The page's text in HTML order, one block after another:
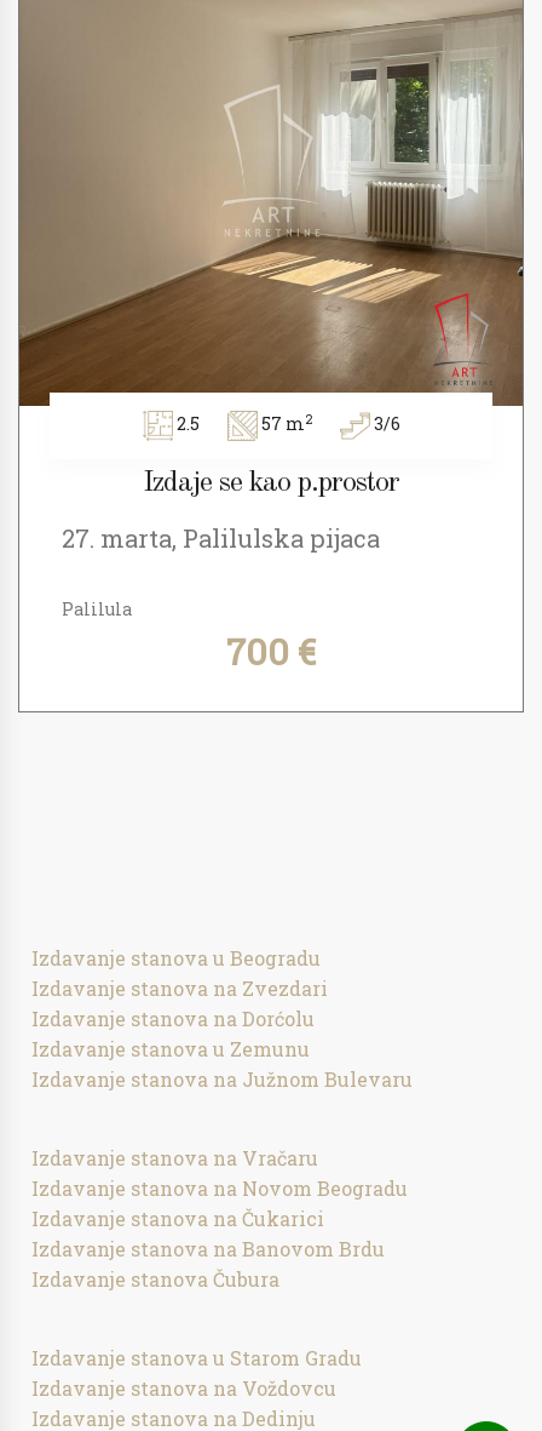
2.5 57 m2 3/6
Izdaje se kao p.prostor
27. marta, Palilulska pijaca
Palilula
700 €
Izdavanje stanova u Beogradu
Izdavanje stanova na Zvezdari
Izdavanje stanova na Dorćolu
Izdavanje stanova u Zemunu
Izdavanje stanova na Južnom Bulevaru
Izdavanje stanova na Vračaru
Izdavanje stanova na Novom Beogradu
Izdavanje stanova na Čukarici
Izdavanje stanova na Banovom Brdu
Izdavanje stanova Čubura
Izdavanje stanova u Starom Gradu
Izdavanje stanova na Voždovcu
Izdavanje stanova na Dedinju